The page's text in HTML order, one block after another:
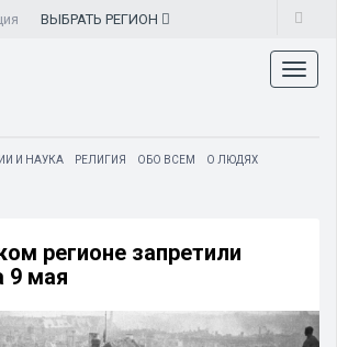
ВЫБРАТЬ РЕГИОН
И НАУКА РЕЛИГИЯ ОБО ВСЕМ
О ЛЮДЯХ
регионе запретили
9 мая